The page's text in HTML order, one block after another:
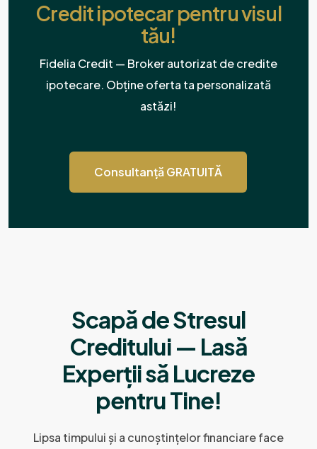
Credit ipotecar pentru visul
tău!
Fidelia Credit — Broker autorizat de credite
ipotecare. Obține oferta ta personalizată
astăzi!
Consultanță GRATUITĂ
Scapă de Stresul
Creditului — Lasă
Experții să Lucreze
pentru Tine!
Lipsa timpului și a cunoștințelor financiare face